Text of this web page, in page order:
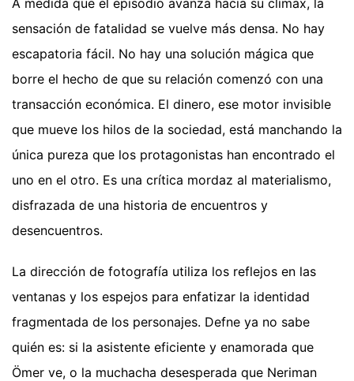
sensación de fatalidad se vuelve más densa. No hay
escapatoria fácil. No hay una solución mágica que
borre el hecho de que su relación comenzó con una
transacción económica. El dinero, ese motor invisible
que mueve los hilos de la sociedad, está manchando la
única pureza que los protagonistas han encontrado el
uno en el otro. Es una crítica mordaz al materialismo,
disfrazada de una historia de encuentros y
desencuentros.
La dirección de fotografía utiliza los reflejos en las
ventanas y los espejos para enfatizar la identidad
fragmentada de los personajes. Defne ya no sabe
quién es: si la asistente eficiente y enamorada que
Ömer ve, o la muchacha desesperada que Neriman